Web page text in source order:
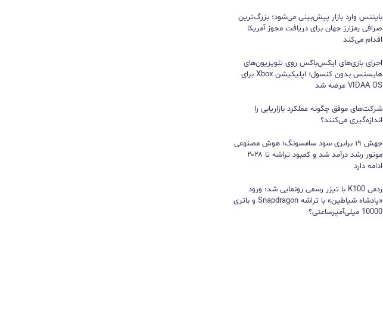
بایننس وارد بازار پیش‌بینی می‌شود؛ بزرگ‌ترین
صرافی رمزارز جهان برای دریافت مجوز آمریکا
اقدام می‌کند
اجرای بازی‌های ایکس‌باکس روی تلویزیون‌های
هایسنس بدون کنسول؛ اپلیکیشن Xbox برای
VIDAA OS عرضه شد
شرکت‌های موفق چگونه عملکرد بازاریابی را
اندازه‌گیری می‌کنند؟
جهش ۱۹ برابری سود سامسونگ؛ هوش مصنوعی
موتور رشد درآمد شد و کمبود تراشه تا ۲۰۲۸
ادامه دارد
ردمی K100 با تیزر رسمی رونمایی شد؛ ورود
«پادشاه شیاطین» با تراشه Snapdragon و باتری
10000 میلی‌آمپرساعتی؟